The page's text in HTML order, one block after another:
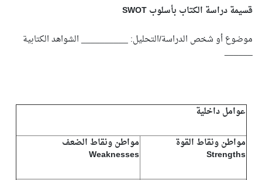
قسيمة دراسة الكتاب بأسلوب SWOT
موضوع أو شخص الدراسة/التحليل: __________ الشواهد الكتابية
______
عوامل داخلية
مواطن ونقاط القوة
Strengths
مواطن ونقاط الضعف
Weaknesses